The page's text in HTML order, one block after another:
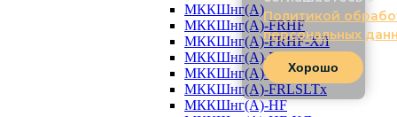
МККШнг(А)
МККШнг(А)-FRHF
МККШнг(А)-FRHF-ХЛ
МККШнг(А)-FRLS
МККШнг(А)-FRLS-ХЛ
МККШнг(А)-FRLSLTx
МККШнг(А)-HF
Политикой
персональных
Хорошо